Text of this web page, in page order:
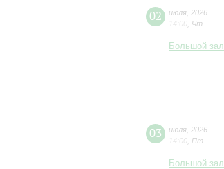
02 июля 2026
14:00 Чт
Большой зал
03 июля 2026
14:00 Пт
Большой зал